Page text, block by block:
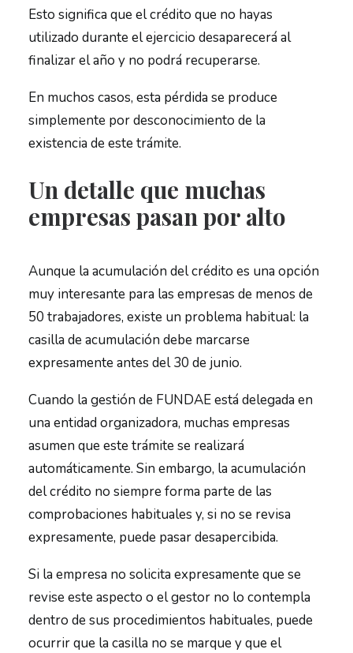
Esto significa que el crédito que no hayas
utilizado durante el ejercicio desaparecerá al
finalizar el año y no podrá recuperarse.
En muchos casos, esta pérdida se produce
simplemente por desconocimiento de la
existencia de este trámite.
Un detalle que muchas
empresas pasan por alto
Aunque la acumulación del crédito es una opción
muy interesante para las empresas de menos de
50 trabajadores, existe un problema habitual: la
casilla de acumulación debe marcarse
expresamente antes del 30 de junio.
Cuando la gestión de FUNDAE está delegada en
una entidad organizadora, muchas empresas
asumen que este trámite se realizará
automáticamente. Sin embargo, la acumulación
del crédito no siempre forma parte de las
comprobaciones habituales y, si no se revisa
expresamente, puede pasar desapercibida.
Si la empresa no solicita expresamente que se
revise este aspecto o el gestor no lo contempla
dentro de sus procedimientos habituales, puede
ocurrir que la casilla no se marque y que el